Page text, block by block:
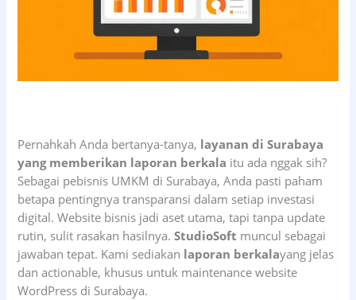
Pernahkah Anda bertanya-tanya, layanan di Surabaya
yang memberikan laporan berkala itu ada nggak sih?
Sebagai pebisnis UMKM di Surabaya, Anda pasti paham
betapa pentingnya transparansi dalam setiap investasi
digital. Website bisnis jadi aset utama, tapi tanpa update
rutin, sulit rasakan hasilnya.StudioSoft muncul sebagai
jawaban tepat. Kami sediakan laporan berkalayang jelas
dan actionable, khusus untuk maintenance website
WordPress di Surabaya.